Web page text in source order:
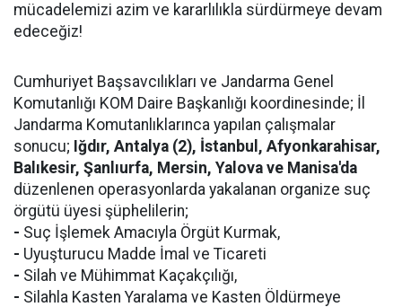
mücadelemizi azim ve kararlılıkla sürdürmeye devam
edeceğiz!
Cumhuriyet Başsavcılıkları ve Jandarma Genel
Komutanlığı KOM Daire Başkanlığı koordinesinde; İl
Jandarma Komutanlıklarınca yapılan çalışmalar
sonucu; Iğdır, Antalya (2), İstanbul, Afyonkarahisar,
Balıkesir, Şanlıurfa, Mersin, Yalova ve Manisa'da
düzenlenen operasyonlarda yakalanan organize suç
örgütü üyesi şüphelilerin;
- Suç İşlemek Amacıyla Örgüt Kurmak,
- Uyuşturucu Madde İmal ve Ticareti
- Silah ve Mühimmat Kaçakçılığı,
- Silahla Kasten Yaralama ve Kasten Öldürmeye